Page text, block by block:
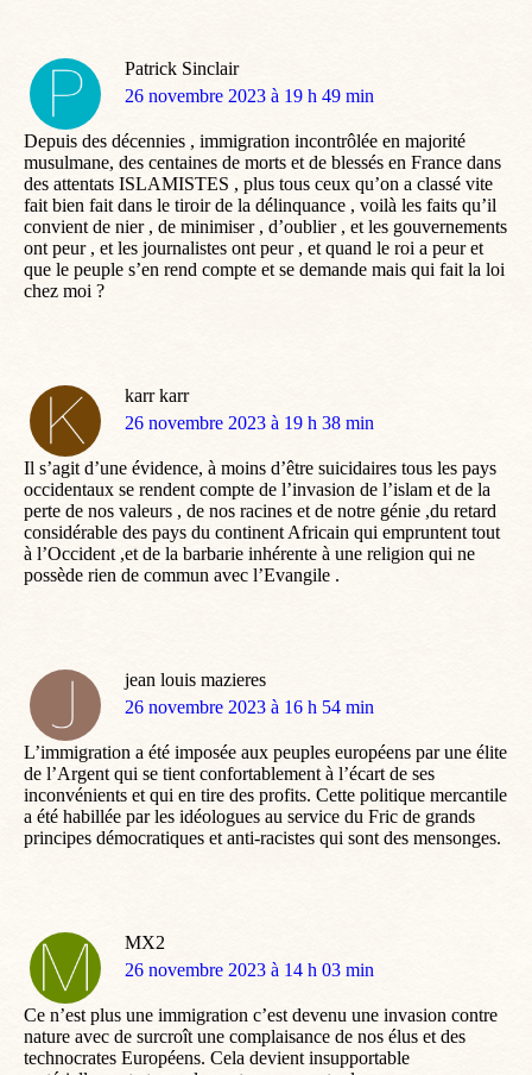
Patrick Sinclair
dit
26 novembre 2023 à 19 h 49 min
Depuis des décennies , immigration incontrôlée en majorité
musulmane, des centaines de morts et de blessés en France dans
des attentats ISLAMISTES , plus tous ceux qu’on a classé vite
fait bien fait dans le tiroir de la délinquance , voilà les faits qu’il
convient de nier , de minimiser , d’oublier , et les gouvernements
ont peur , et les journalistes ont peur , et quand le roi a peur et
que le peuple s’en rend compte et se demande mais qui fait la loi
chez moi ?
karr karr
dit
26 novembre 2023 à 19 h 38 min
Il s’agit d’une évidence, à moins d’être suicidaires tous les pays
occidentaux se rendent compte de l’invasion de l’islam et de la
perte de nos valeurs , de nos racines et de notre génie ,du retard
considérable des pays du continent Africain qui empruntent tout
à l’Occident ,et de la barbarie inhérente à une religion qui ne
possède rien de commun avec l’Evangile .
jean louis mazieres
dit
26 novembre 2023 à 16 h 54 min
L’immigration a été imposée aux peuples européens par une élite
de l’Argent qui se tient confortablement à l’écart de ses
inconvénients et qui en tire des profits. Cette politique mercantile
a été habillée par les idéologues au service du Fric de grands
principes démocratiques et anti-racistes qui sont des mensonges.
MX2
dit
26 novembre 2023 à 14 h 03 min
Ce n’est plus une immigration c’est devenu une invasion contre
nature avec de surcroît une complaisance de nos élus et des
technocrates Européens. Cela devient insupportable